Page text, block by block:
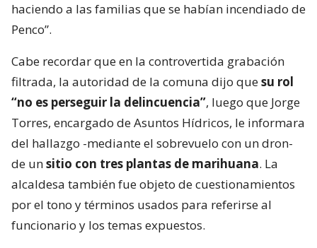
haciendo a las familias que se habían incendiado de
Penco”.
Cabe recordar que en la controvertida grabación
filtrada, la autoridad de la comuna dijo quesu rol
“no es perseguir la delincuencia”, luego que Jorge
Torres, encargado de Asuntos Hídricos, le informara
del hallazgo -mediante el sobrevuelo con un dron-
de unsitio con tres plantas de marihuana. La
alcaldesa también fue objeto de cuestionamientos
por el tono y términos usados para referirse al
funcionario y los temas expuestos.